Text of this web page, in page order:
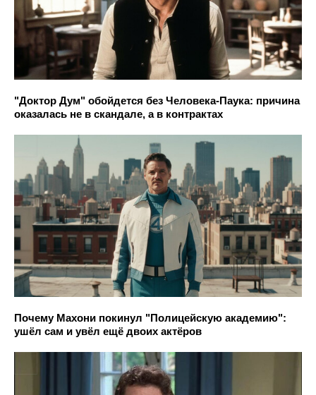
"Доктор Дум" обойдется без Человека-Паука: причина
оказалась не в скандале, а в контрактах
Почему Махони покинул "Полицейскую академию":
ушёл сам и увёл ещё двоих актёров